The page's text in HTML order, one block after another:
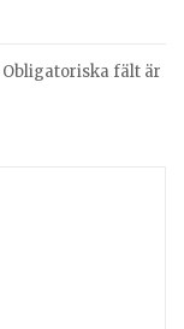
Obligatoriska fält är